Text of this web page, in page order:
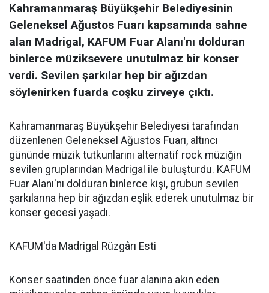
Kahramanmaraş Büyükşehir Belediyesinin
Geleneksel Ağustos Fuarı kapsamında sahne
alan Madrigal, KAFUM Fuar Alanı'nı dolduran
binlerce müziksevere unutulmaz bir konser
verdi. Sevilen şarkılar hep bir ağızdan
söylenirken fuarda coşku zirveye çıktı.
Kahramanmaraş Büyükşehir Belediyesi tarafından
düzenlenen Geleneksel Ağustos Fuarı, altıncı
gününde müzik tutkunlarını alternatif rock müziğin
sevilen gruplarından Madrigal ile buluşturdu. KAFUM
Fuar Alanı'nı dolduran binlerce kişi, grubun sevilen
şarkılarına hep bir ağızdan eşlik ederek unutulmaz bir
konser gecesi yaşadı.
KAFUM'da Madrigal Rüzgârı Esti
Konser saatinden önce fuar alanına akın eden